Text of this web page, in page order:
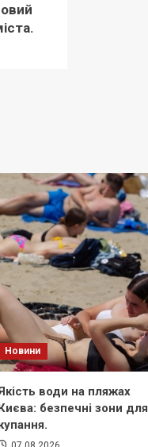
Новини
води на пляжах
безпечні зони для